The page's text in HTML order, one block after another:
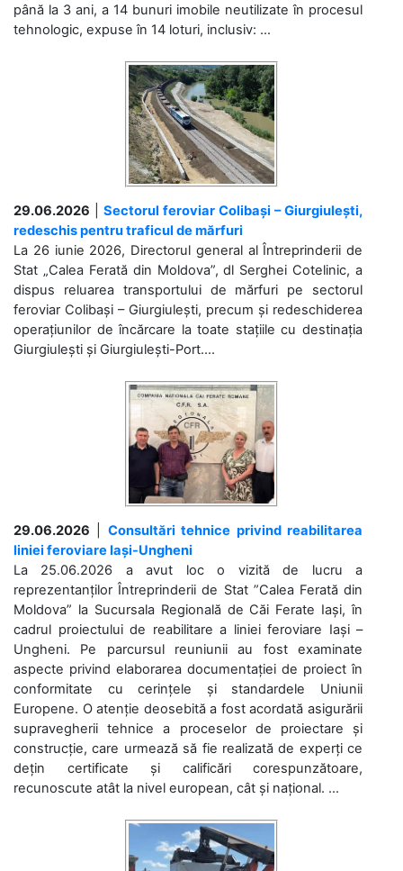
până la 3 ani, a 14 bunuri imobile neutilizate în procesul
tehnologic, expuse în 14 loturi, inclusiv: ...
29.06.2026
Sectorul feroviar Colibași – Giurgiulești,
redeschis pentru traficul de mărfuri
La 26 iunie 2026, Directorul general al Întreprinderii de
Stat „Calea Ferată din Moldova”, dl Serghei Cotelinic, a
dispus reluarea transportului de mărfuri pe sectorul
feroviar Colibași – Giurgiulești, precum și redeschiderea
operațiunilor de încărcare la toate stațiile cu destinația
Giurgiulești și Giurgiulești-Port....
29.06.2026
Consultări tehnice privind reabilitarea
liniei feroviare Iași-Ungheni
La 25.06.2026 a avut loc o vizită de lucru a
reprezentanților Întreprinderii de Stat ”Calea Ferată din
Moldova” la Sucursala Regională de Căi Ferate Iași, în
cadrul proiectului de reabilitare a liniei feroviare Iași –
Ungheni. Pe parcursul reuniunii au fost examinate
aspecte privind elaborarea documentației de proiect în
conformitate cu cerințele și standardele Uniunii
Europene. O atenție deosebită a fost acordată asigurării
supravegherii tehnice a proceselor de proiectare și
construcție, care urmează să fie realizată de experți ce
dețin certificate și calificări corespunzătoare,
recunoscute atât la nivel european, cât și național. ...